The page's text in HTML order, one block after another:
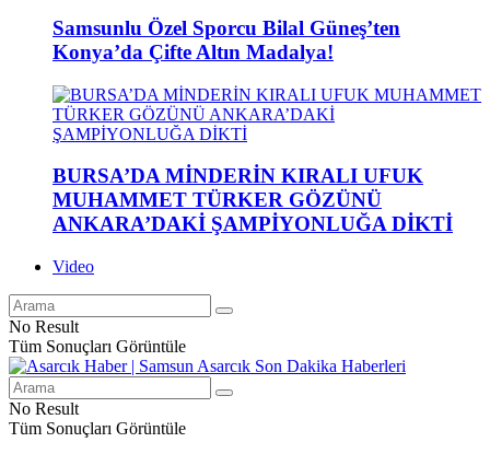
Samsunlu Özel Sporcu Bilal Güneş’ten
Konya’da Çifte Altın Madalya!
BURSA’DA MİNDERİN KIRALI UFUK
MUHAMMET TÜRKER GÖZÜNÜ
ANKARA’DAKİ ŞAMPİYONLUĞA DİKTİ
Video
No Result
Tüm Sonuçları Görüntüle
No Result
Tüm Sonuçları Görüntüle